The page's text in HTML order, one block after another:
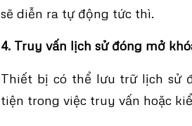
sẽ diễn ra tự động tức thì.
4. Truy vấn lịch sử đóng mở
Thiết bị có thể lưu trữ lịch sử
tiện trong việc truy vấn hoặc